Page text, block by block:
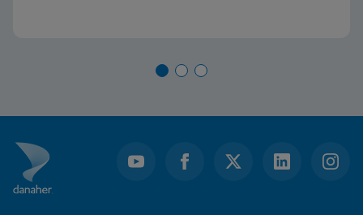
ayudarnos a alcanzar nuestros objetivos.